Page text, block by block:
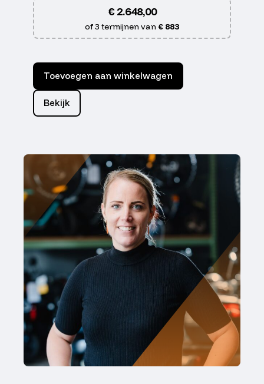
€2.648,00
of 3 termijnen van € 883
Toevoegen aan winkelwagen
Bekijk